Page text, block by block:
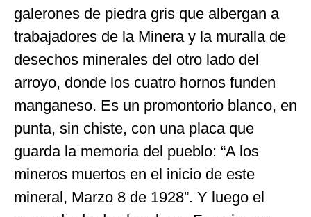
galerones de piedra gris que albergan a
trabajadores de la Minera y la muralla de
desechos minerales del otro lado del
arroyo, donde los cuatro hornos funden
manganeso. Es un promontorio blanco, en
punta, sin chiste, con una placa que
guarda la memoria del pueblo: “A los
mineros muertos en el inicio de este
mineral, Marzo 8 de 1928”. Y luego el